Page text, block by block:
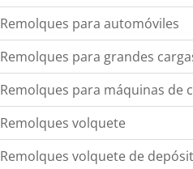
Remolques para automóviles
Remolques para grandes
Remolques para máquinas de
Remolques volquete
Remolques volquete de